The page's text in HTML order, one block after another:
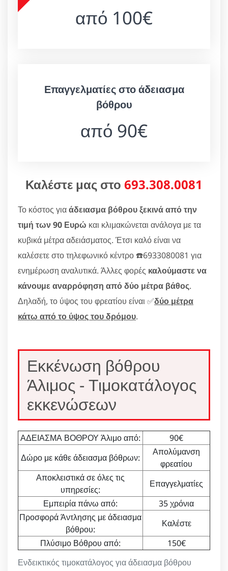
από 100€
Επαγγελματίες στο άδειασμα
βόθρου
από 90€
Καλέστε μας στο 693.308.0081
Το κόστος γιαάδειασμα βόθρου ξεκινά από την
τιμή των 90 Ευρώ και κλιμακώνεται ανάλογα με τα
κυβικά μέτρα αδειάσματος. Έτσι καλό είναι να
καλέσετε στο τηλεφωνικό κέντρο ☎️6933080081 για
ενημέρωση αναλυτικά. Άλλες φορές καλούμαστε να
κάνουμε αναρρόφηση από δύο μέτρα βάθος.
Δηλαδή, το ύψος του φρεατίου είναι ✅δύο μέτρα
κάτω από το ύψος του δρόμου.
Εκκένωση βόθρου
Άλιμος - Τιμοκατάλογος
εκκενώσεων
Ενδεικτικός τιμοκατάλογος για άδειασμα βόθρου
ΑΔΕΙΑΣΜΑ ΒΟΘΡΟΥ Άλιμο από:
90€
Δώρο με κάθε άδειασμα βόθρων:
Απολύμανση
φρεατίου
Αποκλειστικά σε όλες τις
υπηρεσίες:
Επαγγελματίες
Εμπειρία πάνω από:
35 χρόνια
Προσφορά Άντλησης με άδειασμα
βόθρου:
Καλέστε
Πλύσιμο Βόθρου από:
150€